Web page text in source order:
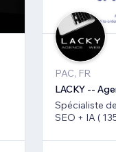
PAC, FR
LACKY --
Spécialiste
SEO + IA (